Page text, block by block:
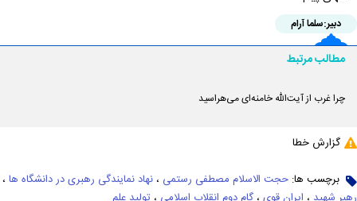
دبیر:سلما آرام
مطالب مرتبط
چرا غرب از آیت‌الله خامنه‌ای می‌هراسید
گزارش خطا
برچسب ها: حجت الاسلام مصطفی رستمی ، نهاد نمایندگی رهبری در دانشگاه ها ،